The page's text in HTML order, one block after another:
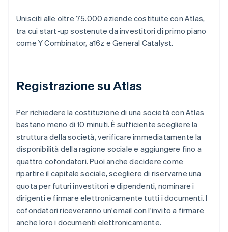
Unisciti alle oltre 75.000 aziende costituite con Atlas,
tra cui start-up sostenute da investitori di primo piano
come Y Combinator, a16z e General Catalyst.
Registrazione su Atlas
Per richiedere la costituzione di una società con Atlas
bastano meno di 10 minuti. È sufficiente scegliere la
struttura della società, verificare immediatamente la
disponibilità della ragione sociale e aggiungere fino a
quattro cofondatori. Puoi anche decidere come
ripartire il capitale sociale, scegliere di riservarne una
quota per futuri investitori e dipendenti, nominare i
dirigenti e firmare elettronicamente tutti i documenti. I
cofondatori riceveranno un'email con l'invito a firmare
anche loro i documenti elettronicamente.